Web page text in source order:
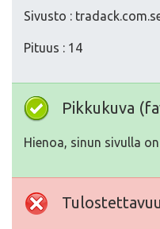
Sivusto :
Pituus : 14
Pikkukuva
Hienoa, sinun sivulla